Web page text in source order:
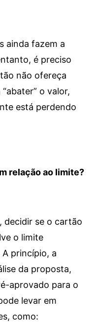
ainda fazem a
é preciso
não ofereça
o valor,
está perdendo
relação ao limite?
decidir se o cartão
o limite
princípio, a
da proposta,
aprovado para o
levar em
como: